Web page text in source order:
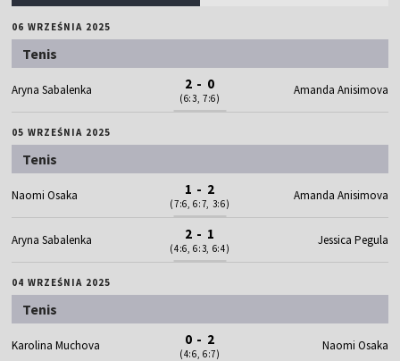
06 WRZEŚNIA 2025
Tenis
Aryna Sabalenka 2 - 0
(6:3, 7:6)
Amanda Anisimova
05 WRZEŚNIA 2025
Tenis
Naomi Osaka 1 - 2
(7:6, 6:7, 3:6)
Amanda Anisimova
Aryna Sabalenka 2 - 1
(4:6, 6:3, 6:4)
Jessica Pegula
04 WRZEŚNIA 2025
Tenis
Karolina Muchova 0 - 2
(4:6, 6:7)
Naomi Osaka